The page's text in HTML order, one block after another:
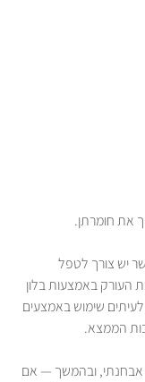
את חומרתן.
יש צורך לטפל
העורק באמצעות בלון
שימוש באמצעים
הממצא.
אבחנתי, ובהמשך — אם